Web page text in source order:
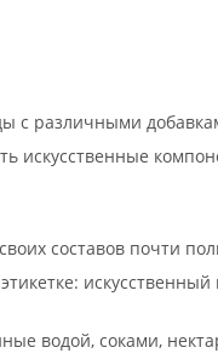
с различными
искусственные
составов почти
водой, соками,